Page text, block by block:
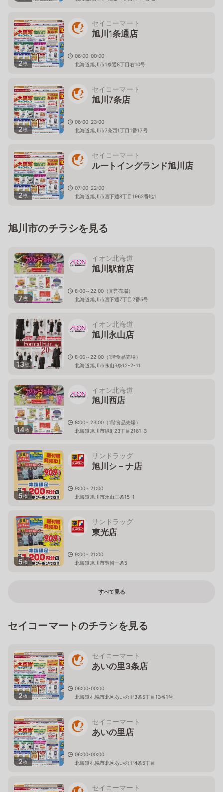
2枚
セイコーマート
旭川1条通店
06:00-00:00
北海道旭川市1条通8丁目右10号
2枚
セイコーマート
旭川7条店
06:00-23:00
北海道旭川市7条西1丁目1番17号
2枚
セイコーマート
ルートイングランド旭川店
07:00-22:00
北海道旭川市宮下通8丁目1962番地1
旭川市のチラシを見る
7枚
イオン北海道
旭川駅前店
8:00～22:00（直営売場）
北海道旭川市宮下通7丁目2番5号
13枚
イオン北海道
旭川永山店
8:00～22:00（1階食品売場）
北海道旭川市永山3条12-2-11
14枚
イオン北海道
旭川西店
8:00～23:00（1階食品売場）
北海道旭川市緑町23丁目2161-3
5枚
サンドラッグ
旭川シ－ナ店
9:00～21:00
北海道旭川市永山三条15-1
5枚
サンドラッグ
東光店
9:00～21:00
北海道旭川市豊岡一条5
すべて見る
セイコーマートのチラシを見る
2枚
セイコーマート
あいの里3条店
06:00-00:00
北海道札幌市北区あいの里3条5丁目13番1号
2枚
セイコーマート
あいの里店
06:00-00:00
北海道札幌市北区あいの里4条5丁目
セイコーマート